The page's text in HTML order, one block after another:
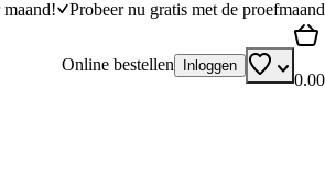
Probeer nu gratis met de proefmaand
Online bestellen Inloggen
0.00